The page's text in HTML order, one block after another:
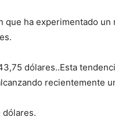
que ha experimentado
dólares..Esta
recientemente
dólares.